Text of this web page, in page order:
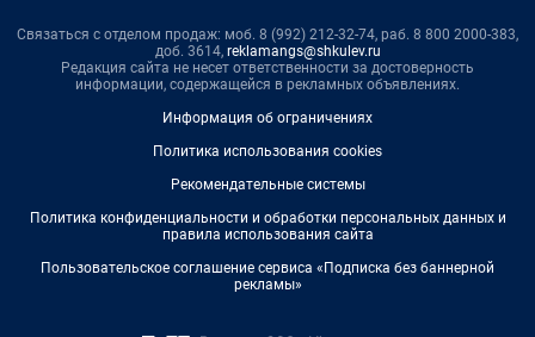
Связаться с отделом продаж: моб. 8 (992) 212-32-74, раб. 8 800 2000-383,
доб. 3614, reklamangs@shkulev.ru
Редакция сайта не несет ответственности за достоверность
информации, содержащейся в рекламных объявлениях.
Информация об ограничениях
Политика использования cookies
Рекомендательные системы
Политика конфиденциальности и обработки персональных данных и
правила использования сайта
Пользовательское соглашение сервиса «Подписка без баннерной
рекламы»